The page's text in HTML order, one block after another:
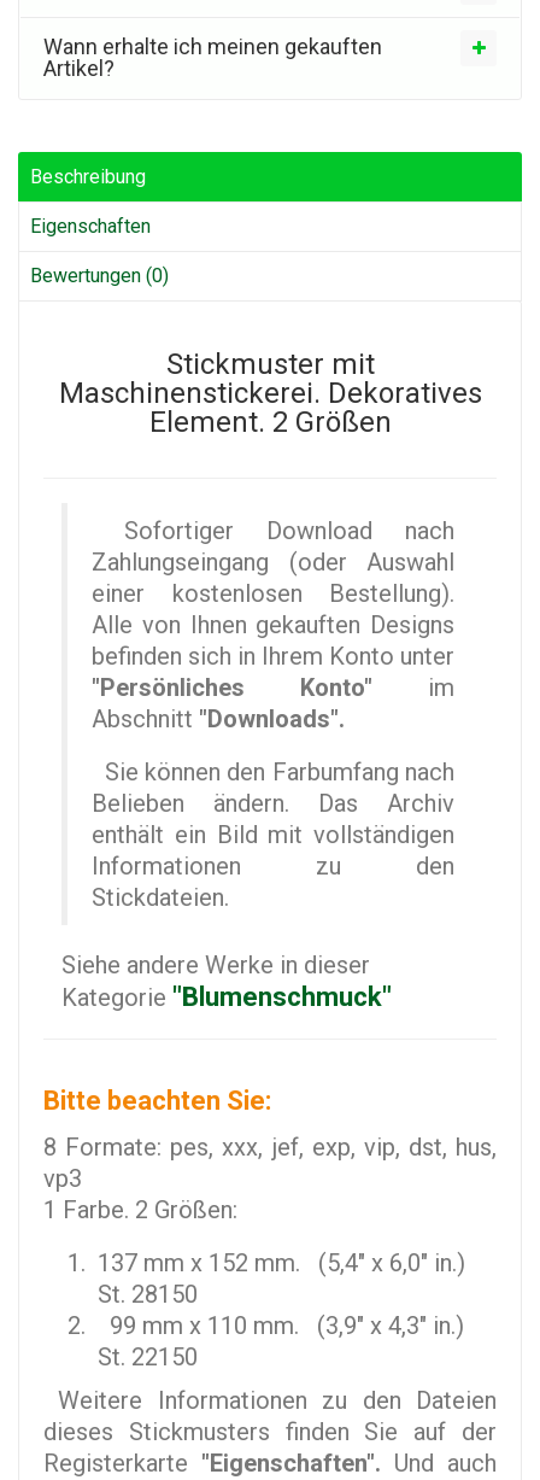
Wann erhalte ich meinen gekauften
Artikel?
Beschreibung
Eigenschaften
Bewertungen (0)
Stickmuster mit
Maschinenstickerei. Dekoratives
Element. 2 Größen
Sofortiger Download nach
Zahlungseingang (oder Auswahl
einer kostenlosen Bestellung).
Alle von Ihnen gekauften Designs
befinden sich in Ihrem Konto unter
"Persönliches Konto" im
Abschnitt "Downloads".
Sie können den Farbumfang nach
Belieben ändern. Das Archiv
enthält ein Bild mit vollständigen
Informationen zu den
Stickdateien.
Siehe andere Werke in dieser
Kategorie "Blumenschmuck"
Bitte beachten Sie:
8 Formate: pes, xxx, jef, exp, vip, dst, hus,
vp3
1 Farbe. 2 Größen:
137 mm x 152 mm. (5,4" x 6,0" in.)
St. 28150
99 mm x 110 mm. (3,9" x 4,3" in.)
St. 22150
Weitere Informationen zu den Dateien
dieses Stickmusters finden Sie auf der
Registerkarte "Eigenschaften". Und auch